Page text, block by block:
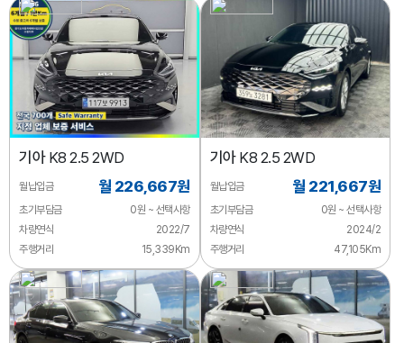
기아K8 2.5 2WD
월납입금 월 226,667원
초기부담금
0원 ~ 선택사항
차량연식
2022/7
주행거리
15,339Km
기아K8 2.5 2WD
월납입금 월 221,667원
초기부담금
0원 ~ 선택사항
차량연식
2024/2
주행거리
47,105Km